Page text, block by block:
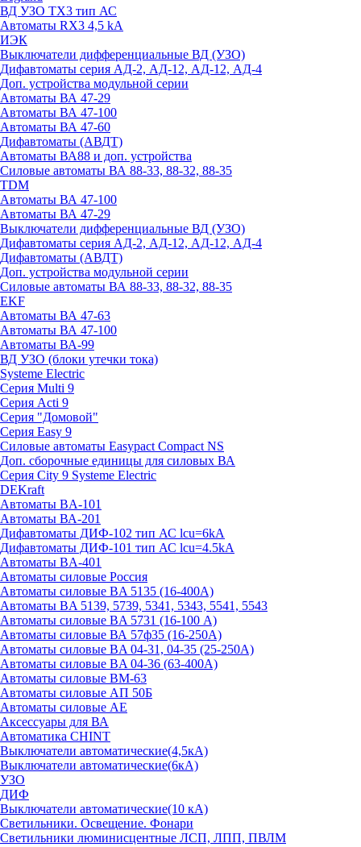
ВД УЗО TX3 тип АС
Автоматы RX3 4,5 kA
ИЭК
Выключатели дифференциальные ВД (УЗО)
Дифавтоматы серия АД-2, АД-12, АД-12, АД-4
Доп. устройства модульной серии
Автоматы ВА 47-29
Автоматы ВА 47-100
Автоматы ВА 47-60
Дифавтоматы (АВДТ)
Автоматы ВА88 и доп. устройства
Силовые автоматы ВА 88-33, 88-32, 88-35
TDM
Автоматы ВА 47-100
Автоматы ВА 47-29
Выключатели дифференциальные ВД (УЗО)
Дифавтоматы серия АД-2, АД-12, АД-12, АД-4
Дифавтоматы (АВДТ)
Доп. устройства модульной серии
Силовые автоматы ВА 88-33, 88-32, 88-35
EKF
Автоматы ВА 47-63
Автоматы ВА 47-100
Автоматы ВА-99
ВД УЗО (блоки утечки тока)
Systeme Electric
Серия Multi 9
Серия Acti 9
Серия "Домовой"
Серия Easy 9
Силовые автоматы Easypact Compact NS
Доп. сборочные единицы для силовых ВА
Серия City 9 Systeme Electric
DEKraft
Автоматы BA-101
Автоматы ВА-201
Дифавтоматы ДИФ-102 тип АС lcu=6kA
Дифавтоматы ДИФ-101 тип АС lcu=4.5kA
Автоматы BA-401
Автоматы силовые Россия
Автоматы силовые BA 5135 (16-400А)
Автоматы BA 5139, 5739, 5341, 5343, 5541, 5543
Автоматы силовые BA 5731 (16-100 А)
Автоматы силовые ВА 57ф35 (16-250А)
Автоматы силовые BA 04-31, 04-35 (25-250А)
Автоматы силовые BA 04-36 (63-400А)
Автоматы силовые ВМ-63
Автоматы силовые АП 50Б
Автоматы силовые АЕ
Аксессуары для ВА
Автоматика CHINT
Выключатели автоматические(4,5кА)
Выключатели автоматические(6кА)
УЗО
ДИФ
Выключатели автоматические(10 кА)
Светильники. Освещение. Фонари
Светильники люминисцентные ЛСП, ЛПП, ПВЛМ